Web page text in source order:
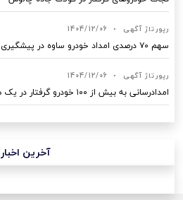
رپورتاژ آگهی •
1404/12/06
سهم ۷۰ درصدی امداد خودرو ساوه در پیشگیری از حوادث جاده‌ای
رپورتاژ آگهی •
1404/12/06
امدادرسانی به بیش از ۱۰۰ خودرو گرفتار در یک هفته اخیر در اهواز
آخرین اخبار